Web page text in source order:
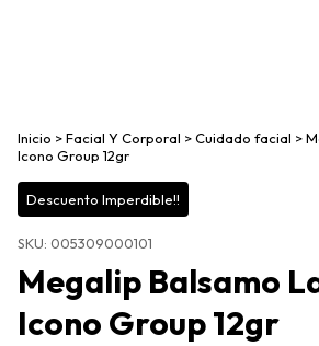
Inicio >Facial Y Corporal >Cuidado facial >
Icono Group 12gr
Descuento Imperdible!!
SKU: 005309000101
Megalip Balsamo
Icono Group 12gr